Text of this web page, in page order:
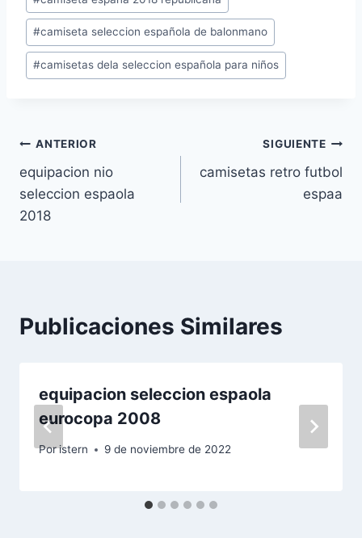
de
la
entrada:
#camiseta seleccion española de balonmano
#camisetas dela seleccion española para niños
Navegación
de
entradas
ANTERIOR
equipacion nio
seleccion espaola
2018
SIGUIENTE
camisetas retro futbol
espaa
Publicaciones Similares
equipacion seleccion espaola
eurocopa 2008
Poristern 9 de noviembre de 2022